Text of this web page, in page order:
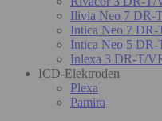
Ilivia Neo 7
Intica Neo 7
Intica Neo 5
Inlexa 3 DR-T/
ICD-Elektroden
Plexa
Pamira